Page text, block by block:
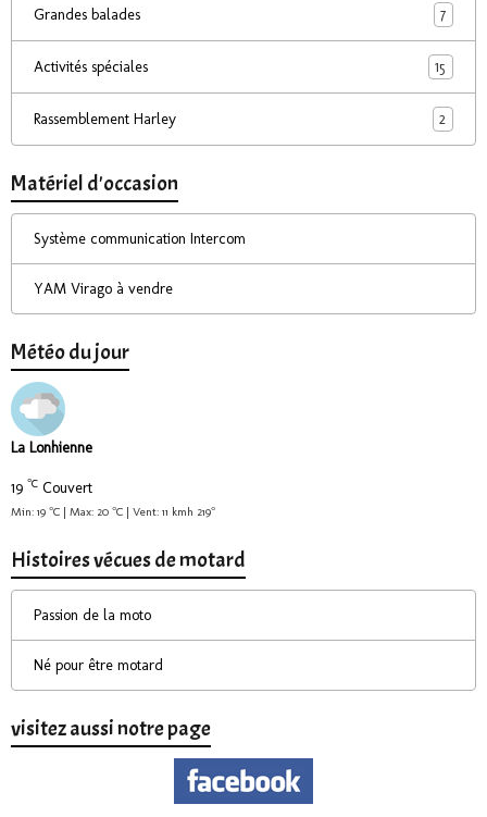
Grandes balades 7
Activités spéciales 15
Rassemblement Harley 2
Matériel d'occasion
Système communication Intercom
YAM Virago à vendre
Météo du jour
La Lonhienne
19 °C Couvert
Min: 19 °C | Max: 20 °C | Vent: 11 kmh 219°
Histoires vécues de motard
Passion de la moto
Né pour être motard
visitez aussi notre page